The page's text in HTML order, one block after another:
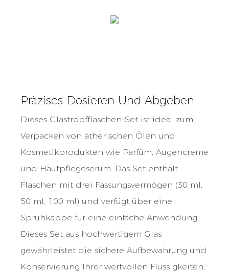
Präzises Dosieren Und Abgeben
Dieses Glastropfflaschen-Set ist ideal zum
Verpacken von ätherischen Ölen und
Kosmetikprodukten wie Parfüm, Augencreme
und Hautpflegeserum. Das Set enthält
Flaschen mit drei Fassungsvermögen (30 ml,
50 ml, 100 ml) und verfügt über eine
Sprühkappe für eine einfache Anwendung.
Dieses Set aus hochwertigem Glas
gewährleistet die sichere Aufbewahrung und
Konservierung Ihrer wertvollen Flüssigkeiten,